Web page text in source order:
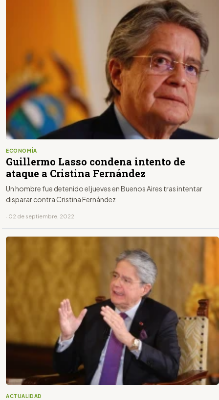
ECONOMÍA
Guillermo Lasso condena intento de
ataque a Cristina Fernández
Un hombre fue detenido el jueves en Buenos Aires tras intentar
disparar contra Cristina Fernández
· 02 de septiembre, 2022
ACTUALIDAD